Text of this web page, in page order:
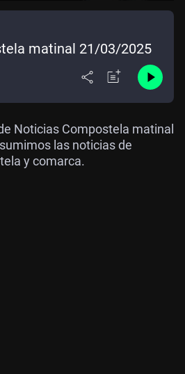
matinal 21/03/2025
Noticias Compostela matinal
las noticias de
y comarca.